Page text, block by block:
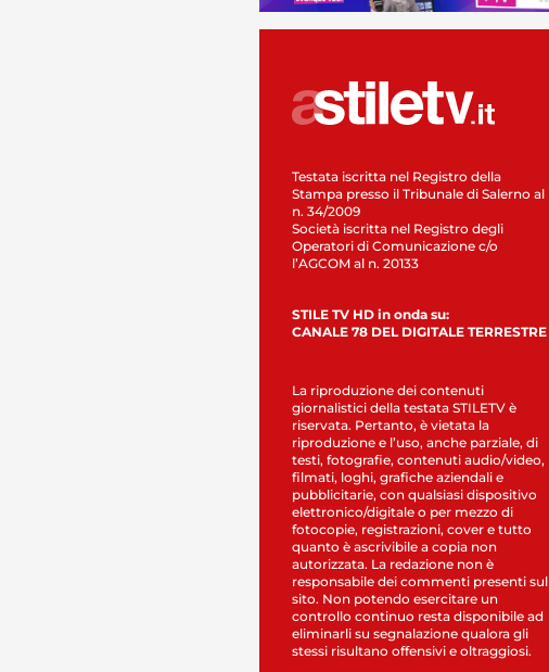
Testata iscritta nel Registro della
Stampa presso il Tribunale di Salerno al
n. 34/2009
Società iscritta nel Registro degli
Operatori di Comunicazione c/o
l’AGCOM al n. 20133
STILE TV HD in onda su:
CANALE 78 DEL DIGITALE TERRESTRE
La riproduzione dei contenuti
giornalistici della testata STILETV è
riservata. Pertanto, è vietata la
riproduzione e l’uso, anche parziale, di
testi, fotografie, contenuti audio/video,
filmati, loghi, grafiche aziendali e
pubblicitarie, con qualsiasi dispositivo
elettronico/digitale o per mezzo di
fotocopie, registrazioni, cover e tutto
quanto è ascrivibile a copia non
autorizzata. La redazione non è
responsabile dei commenti presenti sul
sito. Non potendo esercitare un
controllo continuo resta disponibile ad
eliminarli su segnalazione qualora gli
stessi risultano offensivi e oltraggiosi.